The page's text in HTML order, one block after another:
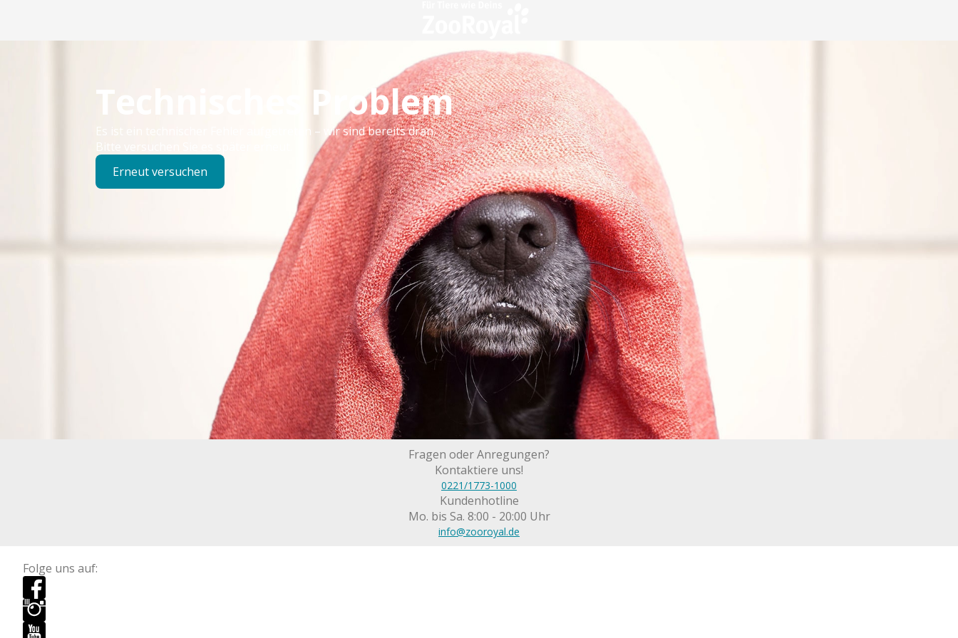
Technisches Problem
Es ist ein technischer Fehler aufgetreten – wir sind bereits dran.
Bitte versuchen Sie es später erneut.
Erneut versuchen
Fragen oder Anregungen?
Kontaktiere uns!
0221/1773-1000
Kundenhotline
Mo. bis Sa. 8:00 - 20:00 Uhr
info@zooroyal.de
Folge uns auf: